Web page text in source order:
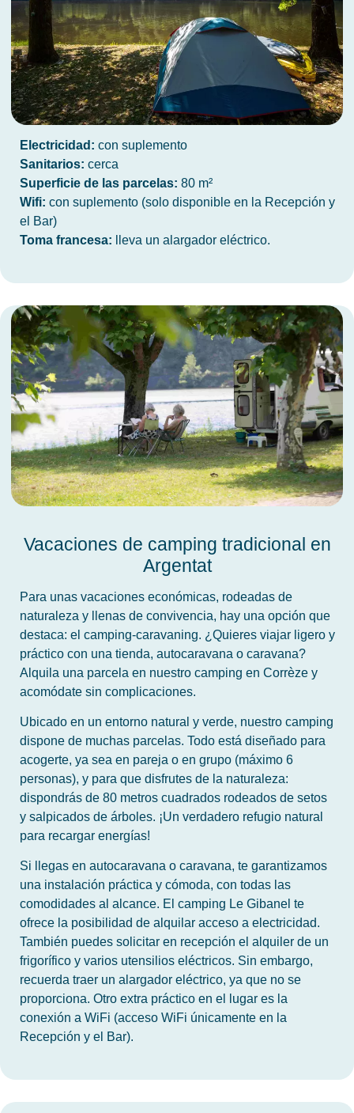
Electricidad: con suplemento
Sanitarios: cerca
Superficie de las parcelas: 80 m²
Wifi: con suplemento (solo disponible en la Recepción y
el Bar)
Toma francesa: lleva un alargador eléctrico.
Vacaciones de camping tradicional en
Argentat
Para unas vacaciones económicas, rodeadas de
naturaleza y llenas de convivencia, hay una opción que
destaca: el camping-caravaning. ¿Quieres viajar ligero y
práctico con una tienda, autocaravana o caravana?
Alquila una parcela en nuestro camping en Corrèze y
acomódate sin complicaciones.
Ubicado en un entorno natural y verde, nuestro camping
dispone de muchas parcelas. Todo está diseñado para
acogerte, ya sea en pareja o en grupo (máximo 6
personas), y para que disfrutes de la naturaleza:
dispondrás de 80 metros cuadrados rodeados de setos
y salpicados de árboles. ¡Un verdadero refugio natural
para recargar energías!
Si llegas en autocaravana o caravana, te garantizamos
una instalación práctica y cómoda, con todas las
comodidades al alcance. El camping Le Gibanel te
ofrece la posibilidad de alquilar acceso a electricidad.
También puedes solicitar en recepción el alquiler de un
frigorífico y varios utensilios eléctricos. Sin embargo,
recuerda traer un alargador eléctrico, ya que no se
proporciona. Otro extra práctico en el lugar es la
conexión a WiFi (acceso WiFi únicamente en la
Recepción y el Bar).